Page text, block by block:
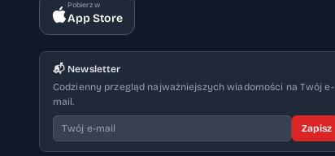
Pobierz w
App Store
📬 Newsletter
Codzienny przegląd najważniejszych wiadomości na Twój e-
mail.
Zapisz